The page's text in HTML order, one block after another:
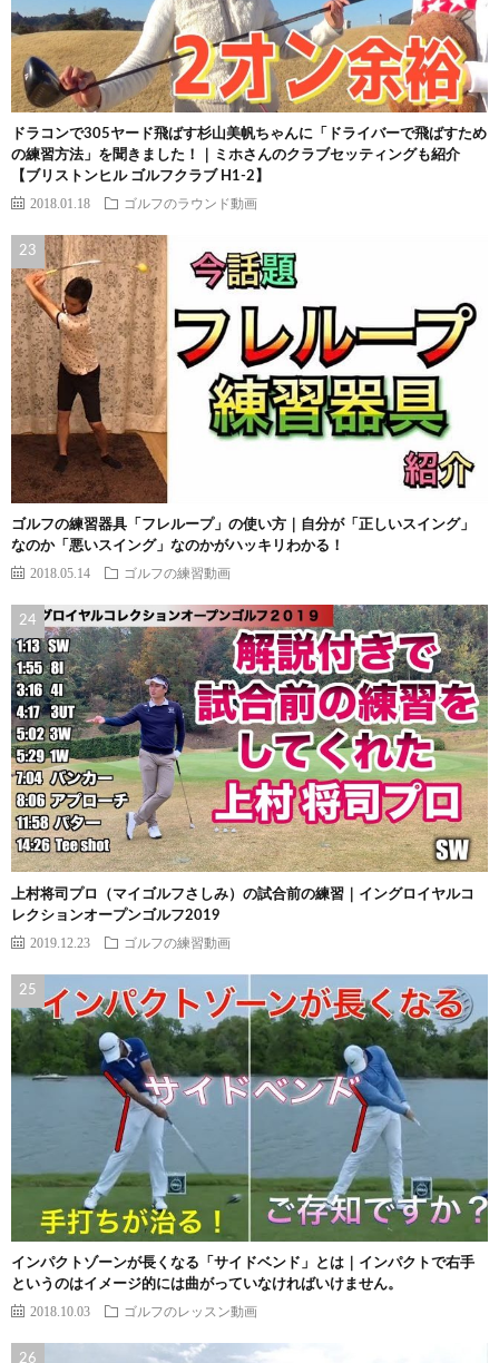
ドラコンで305ヤード飛ばす杉山美帆ちゃんに「ドライバーで飛ばすため
の練習方法」を聞きました！｜ミホさんのクラブセッティングも紹介
【ブリストンヒル ゴルフクラブ H1-2】
2018.01.18 ゴルフのラウンド動画
ゴルフの練習器具「フレループ」の使い方｜自分が「正しいスイング」
なのか「悪いスイング」なのかがハッキリわかる！
2018.05.14 ゴルフの練習動画
上村将司プロ（マイゴルフさしみ）の試合前の練習｜イングロイヤルコ
レクションオープンゴルフ2019
2019.12.23 ゴルフの練習動画
インパクトゾーンが長くなる「サイドベンド」とは｜インパクトで右手
というのはイメージ的には曲がっていなければいけません。
2018.10.03 ゴルフのレッスン動画